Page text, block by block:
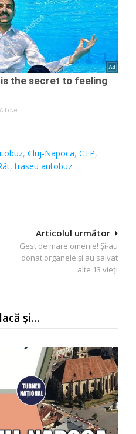
,Cluj-Napoca,CTP,
,traseu autobuz
Articolul următor
Gest de mare omenie! Și-au
donat organele și au salvat
alte 13 vieți
și…